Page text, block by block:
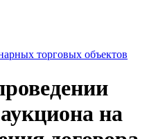
торговых объектов
на